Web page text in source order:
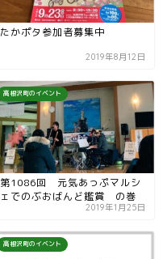
たかポタ参加者募集中
2019年8月12日
高根沢町のイベント
第1086回 元気あっぷマルシ
ェでのぶおばんど鑑賞 の巻
2019年1月25日
高根沢町のイベント